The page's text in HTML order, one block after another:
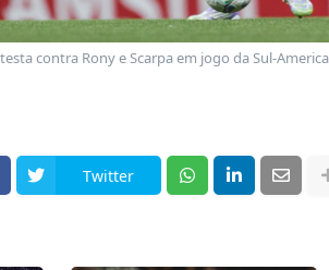
contra Rony e Scarpa em jogo da Sul-
Twitter